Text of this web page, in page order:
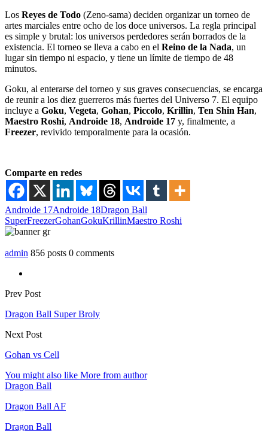
Los Reyes de Todo (Zeno-sama) deciden organizar un torneo de
artes marciales entre ocho de los doce universos. La regla principal
es simple y brutal: los universos perdedores serán borrados de la
existencia. El torneo se lleva a cabo en el Reino de la Nada, un
lugar sin tiempo ni espacio, y tiene un límite de tiempo de 48
minutos.
Goku, al enterarse del torneo y sus graves consecuencias, se encarga
de reunir a los diez guerreros más fuertes del Universo 7. El equipo
incluye a Goku, Vegeta, Gohan, Piccolo, Krillin, Ten Shin Han,
Maestro Roshi, Androide 18, Androide 17 y, finalmente, a
Freezer, revivido temporalmente para la ocasión.
Comparte en redes
Androide 17Androide 18Dragon Ball
SuperFreezerGohanGokuKrillinMaestro Roshi
admin 856 posts 0 comments
Prev Post
Dragon Ball Super Broly
Next Post
Gohan vs Cell
You might also like More from author
Dragon Ball
Dragon Ball AF
Dragon Ball